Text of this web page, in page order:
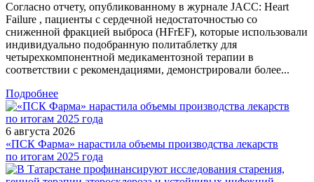
Согласно отчету, опубликованному в журнале JACC: Heart
Failure , пациенты с сердечной недостаточностью со
сниженной фракцией выброса (HFrEF), которые использовали
индивидуально подобранную политаблетку для
четырехкомпонентной медикаментозной терапии в
соответствии с рекомендациями, демонстрировали более...
Подробнее
6 августа 2026
«ПСК Фарма» нарастила объемы производства лекарств
по итогам 2025 года